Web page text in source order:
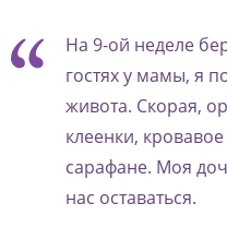
На 9-ой неделе
гостях у мамы, я
живота. Скорая,
клеенки,
сарафане. Моя
нас оставаться.